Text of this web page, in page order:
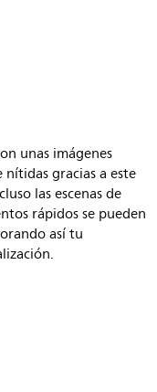
unas imágenes
gracias a este
las escenas de
rápidos se pueden
así tu